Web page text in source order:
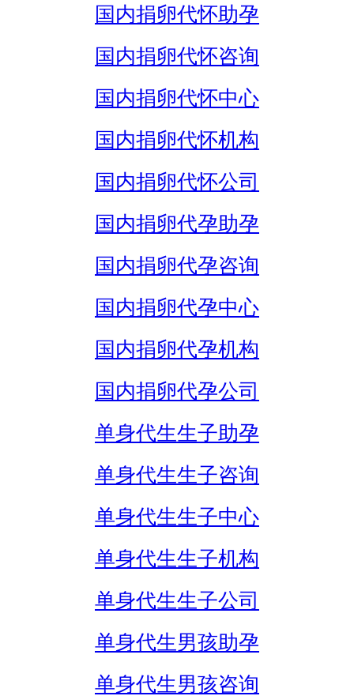
国内捐卵代怀助孕
国内捐卵代怀咨询
国内捐卵代怀中心
国内捐卵代怀机构
国内捐卵代怀公司
国内捐卵代孕助孕
国内捐卵代孕咨询
国内捐卵代孕中心
国内捐卵代孕机构
国内捐卵代孕公司
单身代生生子助孕
单身代生生子咨询
单身代生生子中心
单身代生生子机构
单身代生生子公司
单身代生男孩助孕
单身代生男孩咨询